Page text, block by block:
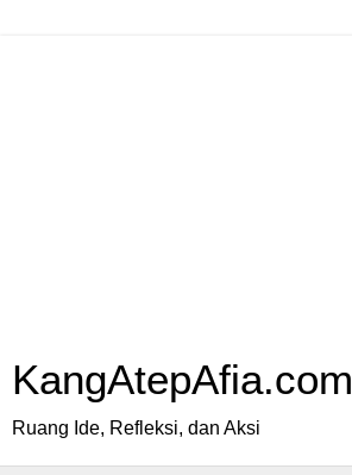
KangAtepAfia.com
Ruang Ide, Refleksi, dan Aksi